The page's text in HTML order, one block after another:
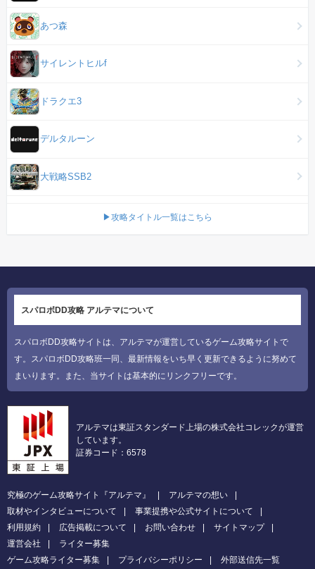
あつ森
サイレントヒルf
ドラクエ3
デルタルーン
大戦略SSB2
▶攻略タイトル一覧はこちら
スパロボDD攻略 アルテマについて
スパロボDD攻略サイトは、アルテマが運営しているゲーム攻略サイトで
す。スパロボDD攻略班一同、最新情報をいち早く更新できるように努めて
まいります。また、当サイトは基本的にリンクフリーです。
アルテマは東証スタンダード上場の株式会社コレックが運営
しています。
証券コード：6578
究極のゲーム攻略サイト『アルテマ』
アルテマの想い
取材やインタビューについて
事業提携や公式サイトについて
利用規約
広告掲載について お問い合わせ
サイトマップ
運営会社
ライター募集
ゲーム攻略ライター募集
プライバシーポリシー 外部送信先一覧